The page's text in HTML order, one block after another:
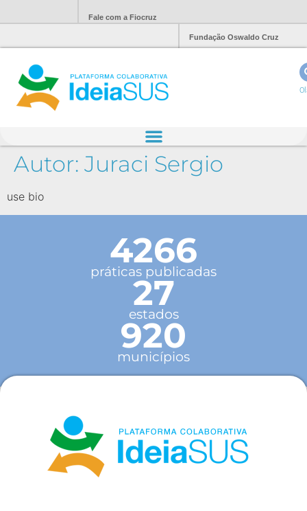
Fale com a Fiocruz
Fundação Oswaldo Cruz
Autor: Juraci Sergio
use bio
4266
práticas publicadas
27
estados
920
municípios